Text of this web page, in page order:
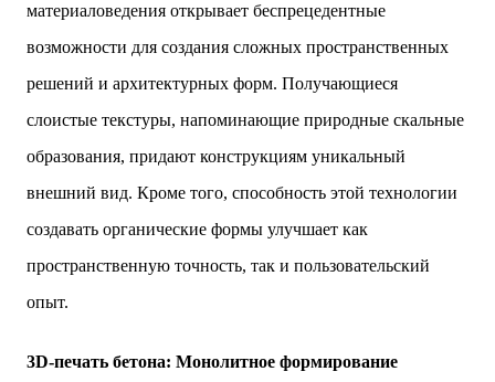
материаловедения открывает беспрецедентные
возможности для создания сложных пространственных
решений и архитектурных форм. Получающиеся
слоистые текстуры, напоминающие природные скальные
образования, придают конструкциям уникальный
внешний вид. Кроме того, способность этой технологии
создавать органические формы улучшает как
пространственную точность, так и пользовательский
опыт.
3D-печать бетона: Монолитное формирование